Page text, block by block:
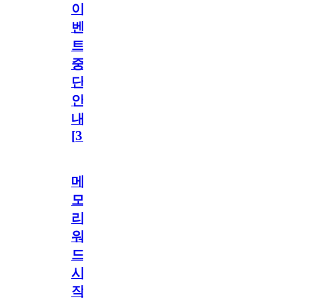
이
벤
트
중
단
안
내
[31
메
모
리
워
드
시
작